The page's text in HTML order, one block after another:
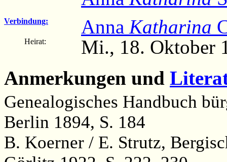
Verbindung: Anna Katharina
Heirat:
Mi., 18. Oktober
Anmerkungen und
Genealogisches Handbuch
Berlin 1894, S. 184
B. Koerner / E. Strutz,